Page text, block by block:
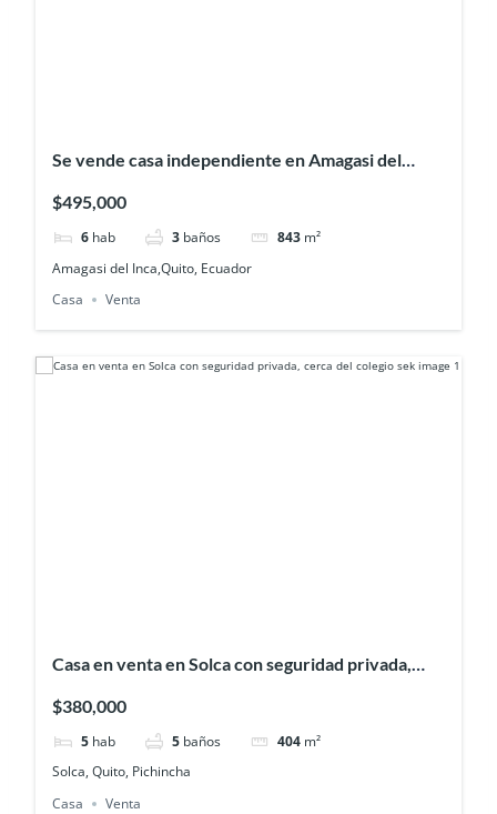
Se vende casa independiente en Amagasi del
$495,000
6 hab 3 baños 843 m²
Amagasi del Inca,Quito, Ecuador
Casa
Venta
Casa en venta en Solca con seguridad privada,
$380,000
5 hab 5 baños 404 m²
Solca, Quito, Pichincha
Casa
Venta